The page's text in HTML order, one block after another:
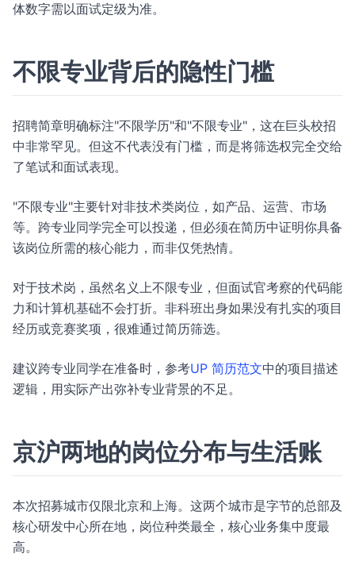
体数字需以面试定级为准。
不限专业背后的隐性门槛
招聘简章明确标注"不限学历"和"不限专业"，这在巨头校招
中非常罕见。但这不代表没有门槛，而是将筛选权完全交给
了笔试和面试表现。
"不限专业"主要针对非技术类岗位，如产品、运营、市场
等。跨专业同学完全可以投递，但必须在简历中证明你具备
该岗位所需的核心能力，而非仅凭热情。
对于技术岗，虽然名义上不限专业，但面试官考察的代码能
力和计算机基础不会打折。非科班出身如果没有扎实的项目
经历或竞赛奖项，很难通过简历筛选。
建议跨专业同学在准备时，参考UP 简历范文中的项目描述
逻辑，用实际产出弥补专业背景的不足。
京沪两地的岗位分布与生活账
本次招募城市仅限北京和上海。这两个城市是字节的总部及
核心研发中心所在地，岗位种类最全，核心业务集中度最
高。